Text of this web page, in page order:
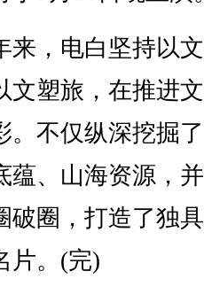
，电白坚持以
文塑旅，在推进
。不仅纵深挖掘
蕴、山海资源，
破圈，打造了独
片。(完)